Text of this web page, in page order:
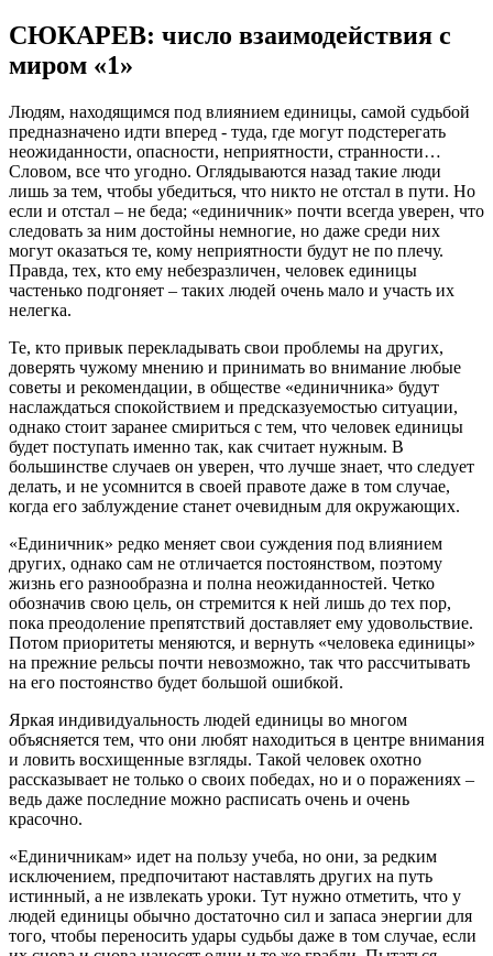
СЮКАРЕВ: число взаимодействия с
миром «1»
Людям, находящимся под влиянием единицы, самой судьбой
предназначено идти вперед - туда, где могут подстерегать
неожиданности, опасности, неприятности, странности…
Словом, все что угодно. Оглядываются назад такие люди
лишь за тем, чтобы убедиться, что никто не отстал в пути. Но
если и отстал – не беда; «единичник» почти всегда уверен, что
следовать за ним достойны немногие, но даже среди них
могут оказаться те, кому неприятности будут не по плечу.
Правда, тех, кто ему небезразличен, человек единицы
частенько подгоняет – таких людей очень мало и участь их
нелегка.
Те, кто привык перекладывать свои проблемы на других,
доверять чужому мнению и принимать во внимание любые
советы и рекомендации, в обществе «единичника» будут
наслаждаться спокойствием и предсказуемостью ситуации,
однако стоит заранее смириться с тем, что человек единицы
будет поступать именно так, как считает нужным. В
большинстве случаев он уверен, что лучше знает, что следует
делать, и не усомнится в своей правоте даже в том случае,
когда его заблуждение станет очевидным для окружающих.
«Единичник» редко меняет свои суждения под влиянием
других, однако сам не отличается постоянством, поэтому
жизнь его разнообразна и полна неожиданностей. Четко
обозначив свою цель, он стремится к ней лишь до тех пор,
пока преодоление препятствий доставляет ему удовольствие.
Потом приоритеты меняются, и вернуть «человека единицы»
на прежние рельсы почти невозможно, так что рассчитывать
на его постоянство будет большой ошибкой.
Яркая индивидуальность людей единицы во многом
объясняется тем, что они любят находиться в центре внимания
и ловить восхищенные взгляды. Такой человек охотно
рассказывает не только о своих победах, но и о поражениях –
ведь даже последние можно расписать очень и очень
красочно.
«Единичникам» идет на пользу учеба, но они, за редким
исключением, предпочитают наставлять других на путь
истинный, а не извлекать уроки. Тут нужно отметить, что у
людей единицы обычно достаточно сил и запаса энергии для
того, чтобы переносить удары судьбы даже в том случае, если